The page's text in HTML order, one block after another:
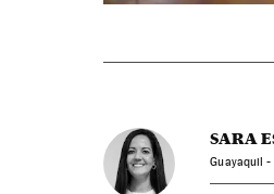
SARA
Guayaquil -